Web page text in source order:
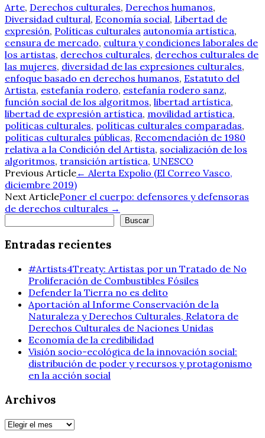
Arte, Derechos culturales, Derechos humanos,
Diversidad cultural, Economía social, Libertad de
expresión, Políticas culturales autonomía artística,
censura de mercado, cultura y condiciones laborales de
los artistas, derechos culturales, derechos culturales de
las mujeres, diversidad de las expresiones culturales,
enfoque basado en derechos humanos, Estatuto del
Artista, estefanía rodero, estefanía rodero sanz,
función social de los algoritmos, libertad artística,
libertad de expresión artística, movilidad artística,
políticas culturales, políticas culturales comparadas,
políticas culturales públicas, Recomendación de 1980
relativa a la Condición del Artista, socialización de los
algoritmos, transición artística, UNESCO
Navegación
de
entradas
Previous Article← Alerta Expolio (El Correo Vasco,
diciembre 2019)
Next ArticlePoner el cuerpo: defensores y defensoras
de derechos culturales →
Buscar
Entradas recientes
#Artists4Treaty: Artistas por un Tratado de No
Proliferación de Combustibles Fósiles
Defender la Tierra no es delito
Aportación al Informe Conservación de la
Naturaleza y Derechos Culturales, Relatora de
Derechos Culturales de Naciones Unidas
Economía de la credibilidad
Visión socio-ecológica de la innovación social:
distribución de poder y recursos y protagonismo
en la acción social
Archivos
Archivos